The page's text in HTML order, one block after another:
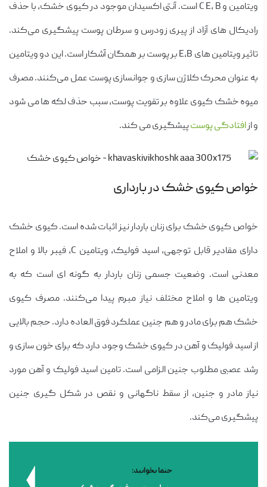
ویتامین و C E, B است. آنتی اکسیدان موجود در کیوی خشک، با حذف
رادیکال های آزاد از پیری زودرس و سرطان پوست پیشگیری می‌کند.
تاثیر ویتامین های E,B بر پوست بر همگان آشکار است. این دو ویتامین
به عنوان محرک کلاژن سازی و جوانسازی پوست عمل می‌کنند. مصرف
میوه خشک کیوی علاوه بر تقویت پوست، سبب حذف لکه ها می شود
و ازافتادگی پوستپیشگیری می کند.
خواص کیوی خشک در بارداری
خواص کیوی خشک برای زنان باردار نیز اثبات شده است. کیوی خشک
دارای مقادیر قابل توجهی، اسید فولیک، ویتامین C, فیبر بالا و املاح
معدنی است. وضعیت جسمی زنان باردار به گونه ای است که به
ویتامین ها و املاح مختلف نیاز مبرم پیدا می‌کنند. مصرف کیوی
خشک هم برای مادر و هم جنین عملکرد فوق العاده دارد. حجم بالایی
از اسید فولیک و آهن در کیوی خشک وجود دارد که برای خون سازی و
رشد عصبی مطلوب جنین الزامی است. تامین اسید فولیک و آهن مورد
نیاز مادر و جنین، از سقط ناگهانی و نقص در شکل گیری جنین
پیشگیری می‌کند.
حتما بخوانید: